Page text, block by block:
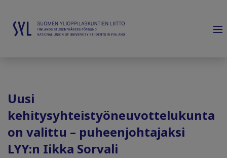
Uusi
kehitysyhteistyöneuvottelukunta
on valittu – puheenjohtajaksi
LYY:n Iikka Sorvali